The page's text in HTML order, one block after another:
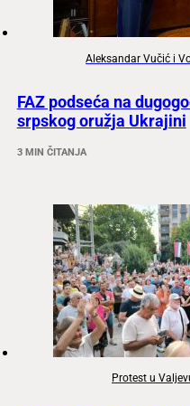
Aleksandar Vučić i
FAZ podseća na
srpskog oružja Ukrajini
3 MIN ČITANJA
Protest u